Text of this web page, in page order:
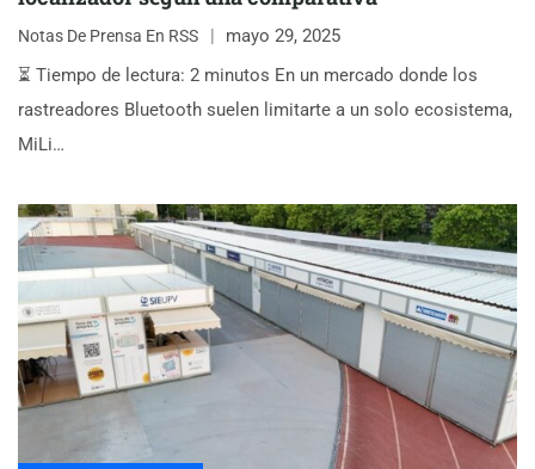
Notas De Prensa En RSS
mayo 29, 2025
⏳ Tiempo de lectura: 2 minutos En un mercado donde los
rastreadores Bluetooth suelen limitarte a un solo ecosistema,
MiLi…